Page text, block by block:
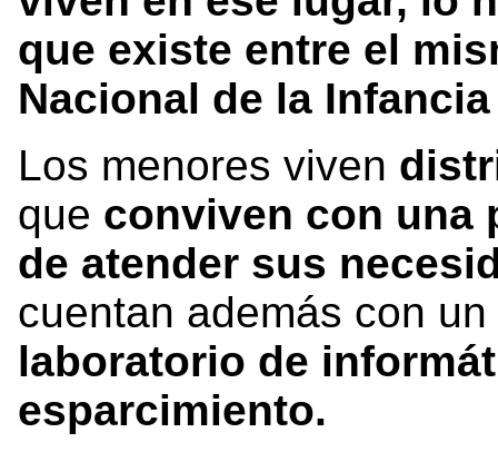
que existe entre el
Nacional de la Infancia
Los menores viven
que conviven con una
de atender sus
cuentan además con un
laboratorio de
esparcimiento.